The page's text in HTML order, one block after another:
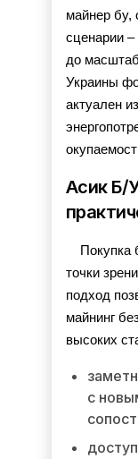
майнер бу,
сценарии –
до
Украины
актуален
Асик Б/
Покупка
точки
подход
майнинг
высоких
с